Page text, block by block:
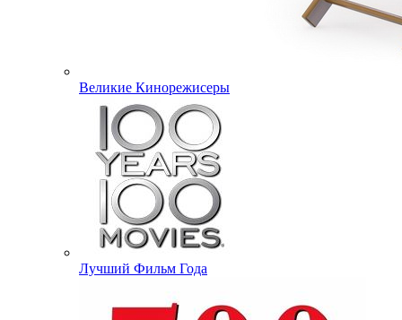
Великие Кинорежисеры
Лучший Фильм Года